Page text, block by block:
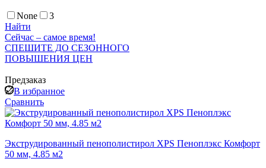
None
3
Найти
Сейчас – самое время!
СПЕШИТЕ ДО СЕЗОННОГО
ПОВЫШЕНИЯ ЦЕН
Предзаказ
В избранное
Сравнить
Экструдированный пенополистирол XPS Пеноплэкс Комфорт
50 мм, 4.85 м2